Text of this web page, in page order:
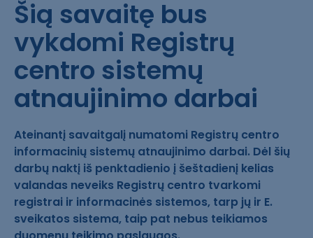
Šią savaitę bus
vykdomi Registrų
centro sistemų
atnaujinimo darbai
Ateinantį savaitgalį numatomi Registrų centro
informacinių sistemų atnaujinimo darbai. Dėl šių
darbų naktį iš penktadienio į šeštadienį kelias
valandas neveiks Registrų centro tvarkomi
registrai ir informacinės sistemos, tarp jų ir E.
sveikatos sistema, taip pat nebus teikiamos